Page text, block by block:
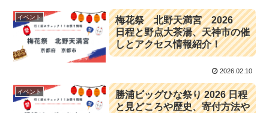
イベント
梅花祭 北野天満宮 2026
日程と野点大茶湯、天神市の催
しとアクセス情報紹介！
2026.02.10
イベント
勝浦ビッグひな祭り 2026 日程
と見どころや歴史、寄付方法や